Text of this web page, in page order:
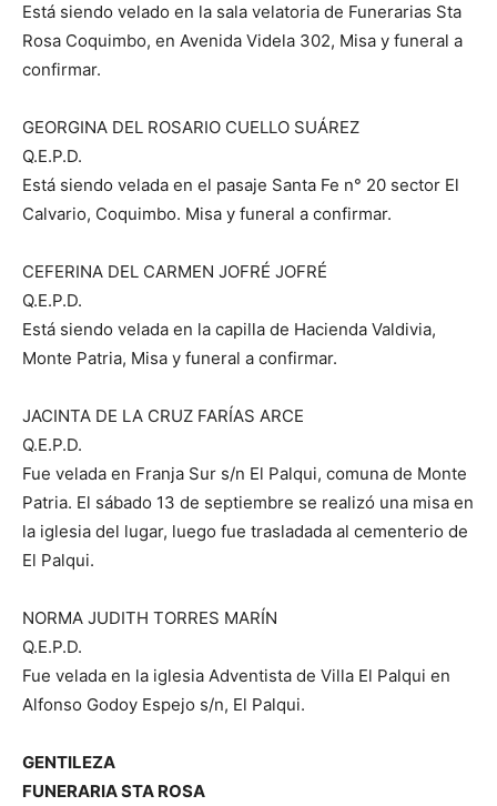
Está siendo velado en la sala velatoria de Funerarias Sta
Rosa Coquimbo, en Avenida Videla 302, Misa y funeral a
confirmar.
GEORGINA DEL ROSARIO CUELLO SUÁREZ
Q.E.P.D.
Está siendo velada en el pasaje Santa Fe n° 20 sector El
Calvario, Coquimbo. Misa y funeral a confirmar.
CEFERINA DEL CARMEN JOFRÉ JOFRÉ
Q.E.P.D.
Está siendo velada en la capilla de Hacienda Valdivia,
Monte Patria, Misa y funeral a confirmar.
JACINTA DE LA CRUZ FARÍAS ARCE
Q.E.P.D.
Fue velada en Franja Sur s/n El Palqui, comuna de Monte
Patria. El sábado 13 de septiembre se realizó una misa en
la iglesia del lugar, luego fue trasladada al cementerio de
El Palqui.
NORMA JUDITH TORRES MARÍN
Q.E.P.D.
Fue velada en la iglesia Adventista de Villa El Palqui en
Alfonso Godoy Espejo s/n, El Palqui.
GENTILEZA
FUNERARIA STA ROSA